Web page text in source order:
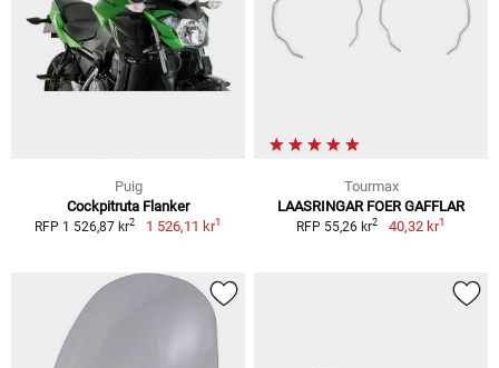
Puig
Cockpitruta Flanker
RFP 1 526,87 kr2 1 526,11 kr1
Tourmax
LAASRINGAR FOER GAFFLAR
RFP 55,26 kr2 40,32 kr1